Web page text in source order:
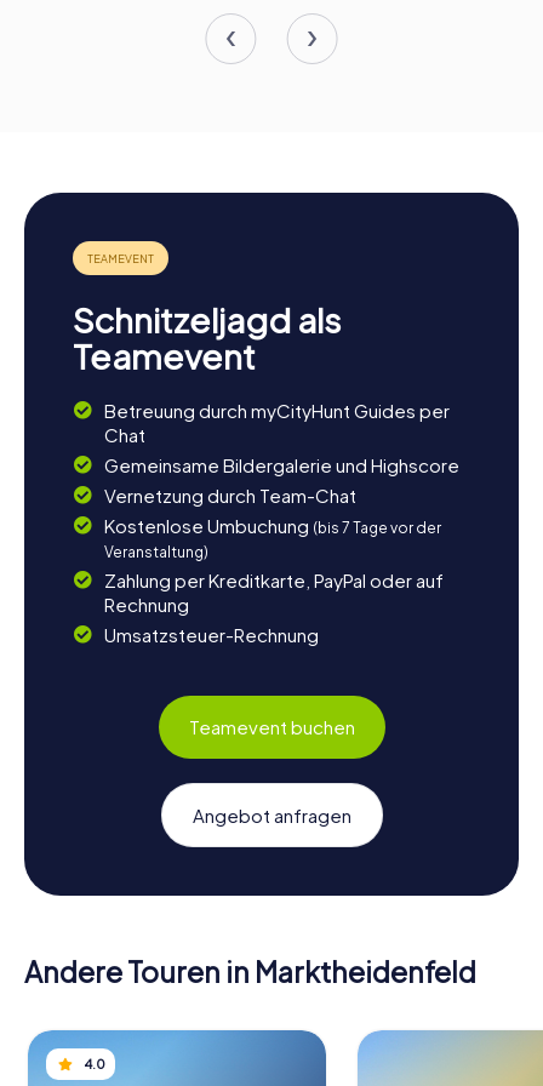
Schnitzeljagd als
Teamevent
Betreuung durch myCityHunt Guides per
Chat
Gemeinsame Bildergalerie und Highscore
Vernetzung durch Team-Chat
Kostenlose Umbuchung (bis 7 Tage vor der
Veranstaltung)
Zahlung per Kreditkarte, PayPal oder auf
Rechnung
Umsatzsteuer-Rechnung
Teamevent buchen
Angebot anfragen
Andere Touren in Marktheidenfeld
4.0